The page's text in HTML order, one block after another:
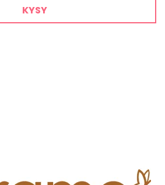
KYSY